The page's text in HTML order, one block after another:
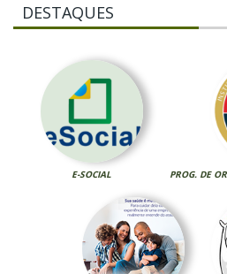
DESTAQUES
E-SOCIAL PROG. DE